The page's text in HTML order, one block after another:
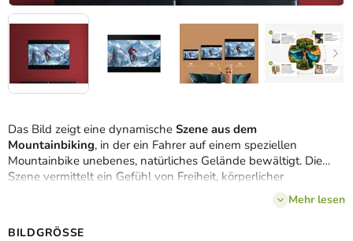
Das Bild zeigt eine dynamische Szene aus dem
Mountainbiking, in der ein Fahrer auf einem speziellen
Mountainbike unebenes, natürliches Gelände bewältigt. Die
Szene vermittelt ein Gefühl von Freiheit, körperlicher
Mehr lesen
BILDGRÖSSE